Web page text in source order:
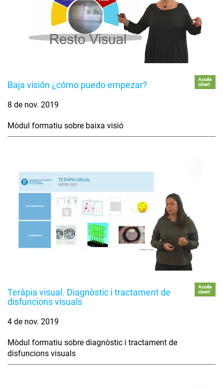
Baja visión ¿cómo puedo empezar?
Accés
obert
8 de nov. 2019
Mòdul formatiu sobre baixa visió
Teràpia visual. Diagnòstic i tractament de
disfuncions visuals
Accés
obert
4 de nov. 2019
Mòdul formatiu sobre diagnòstic i tractament de
disfuncions visuals